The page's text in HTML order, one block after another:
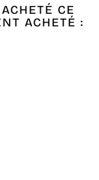
CE
ACHETÉ :